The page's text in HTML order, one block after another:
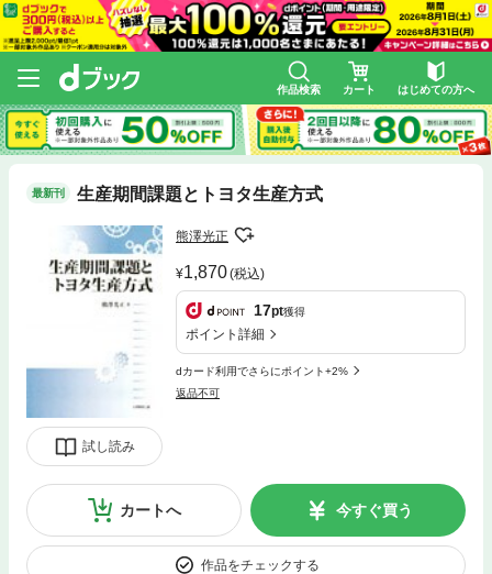
作品検索 カート はじめての方へ
最新刊 生産期間課題とトヨタ生産方式
試し読み
熊澤光正
1,870(税込)
17pt獲得
ポイント詳細
dカード利用でさらにポイント+2%
返品不可
カートへ 今すぐ買う
作品をチェックする